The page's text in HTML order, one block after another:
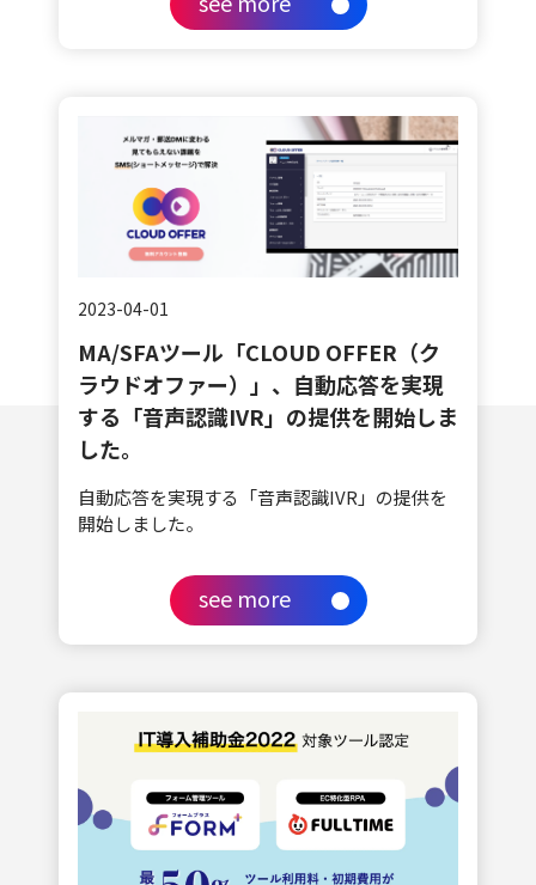
2023-04-01
MA/SFAツール「CLOUD OFFER（ク
ラウドオファー）」、自動応答を実現
する「音声認識IVR」の提供を開始しま
した。
自動応答を実現する「音声認識IVR」の提供を
開始しました。
see more